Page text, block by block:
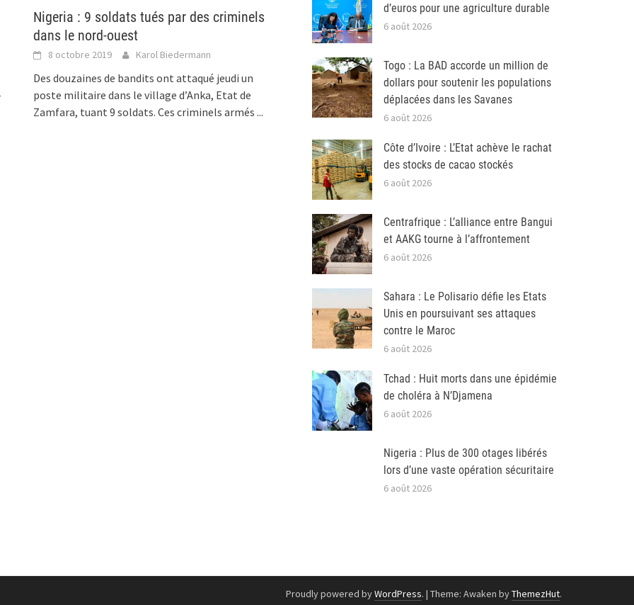
Nigeria : 9 soldats tués par des criminels
dans le nord-ouest
8 octobre 2019 Karol Biedermann
Des douzaines de bandits ont attaqué jeudi un
poste militaire dans le village d’Anka, Etat de
Zamfara, tuant 9 soldats. Ces criminels armés...
d’euros pour une agriculture durable
6 août 2026
Togo : La BAD accorde un million de
dollars pour soutenir les populations
déplacées dans les Savanes
6 août 2026
Côte d’Ivoire : L’Etat achève le rachat
des stocks de cacao stockés
6 août 2026
Centrafrique : L’alliance entre Bangui
et AAKG tourne à l’affrontement
6 août 2026
Sahara : Le Polisario défie les Etats
Unis en poursuivant ses attaques
contre le Maroc
6 août 2026
Tchad : Huit morts dans une épidémie
de choléra à N’Djamena
6 août 2026
Nigeria : Plus de 300 otages libérés
lors d’une vaste opération sécuritaire
6 août 2026
Proudly powered byWordPress. | Theme: Awaken byThemezHut.